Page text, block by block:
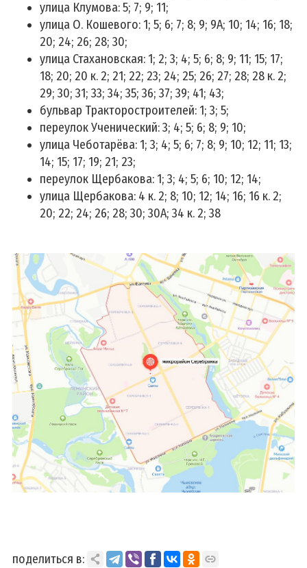
Популярные обращения
Порядок рассмотрения обращений
Электронное обращение
Горячие линии, служба доверия, справочная
служба
Вышестоящие организации
Портал рейтинговой оценки
Е-Паслуга
Контакты
Деятельность
Заботливая поликлиника
Зеленая школа
Спорт для Всех
Наши достижения
Предметные олимпиады и НПК
Конкурсы, выставки и фестивали
Спортивные соревнования
Шестой школьный день
Планы мероприятий
Отчеты по мероприятиям
Организация приема в 1 классы
График приема приемной комиссии
улица Клумова: 5; 7; 9; 11;
улица О. Кошевого: 1; 5; 6; 7; 8; 9; 9А; 10; 14; 16; 18;
20; 24; 26; 28; 30;
улица Стахановская: 1; 2; 3; 4; 5; 6; 8; 9; 11; 15; 17;
18; 20; 20 к. 2; 21; 22; 23; 24; 25; 26; 27; 28; 28 к. 2;
29; 30; 31; 33; 34; 35; 36; 37; 39; 41; 43;
бульвар Тракторостроителей: 1; 3; 5;
переулок Ученический: 3; 4; 5; 6; 8; 9; 10;
улица Чеботарёва: 1; 3; 4; 5; 6; 7; 8; 9; 10; 12; 11; 13;
14; 15; 17; 19; 21; 23;
переулок Щербакова: 1; 3; 4; 5; 6; 10; 12; 14;
улица Щербакова: 4 к. 2; 8; 10; 12; 14; 16; 16 к. 2;
20; 22; 24; 26; 28; 30; 30А; 34 к. 2; 38
поделиться в: